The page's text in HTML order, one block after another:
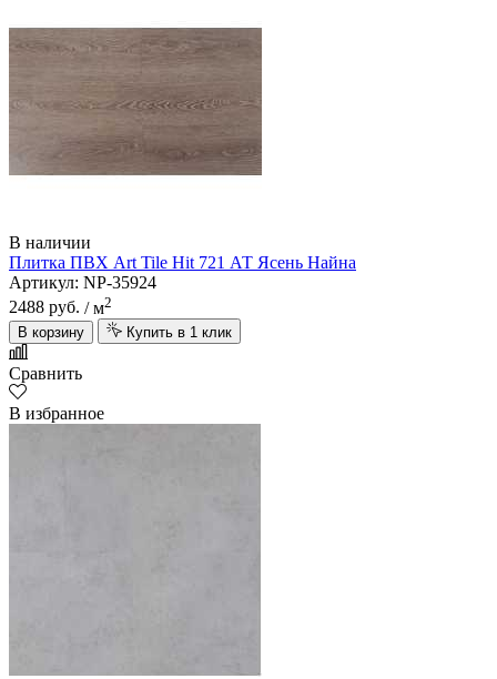
В наличии
Плитка ПВХ Art Tile Hit 721 АТ Ясень Найна
Артикул: NP-35924
2488 руб. / м2
В корзину
Купить в 1 клик
Сравнить
В избранное